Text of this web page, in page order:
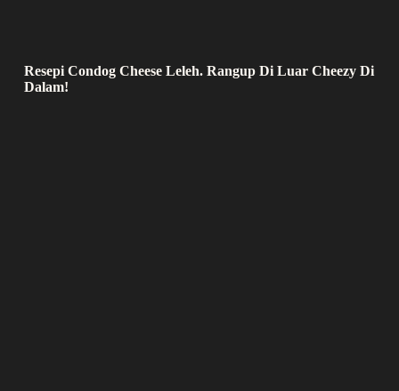
Resepi Condog Cheese Leleh. Rangup Di Luar Cheezy Di
Dalam!